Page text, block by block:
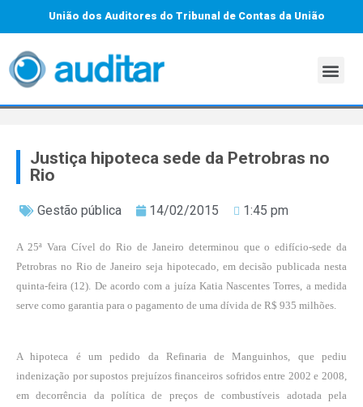
União dos Auditores do Tribunal de Contas da União
Justiça hipoteca sede da Petrobras no
Rio
Gestão pública 14/02/2015 1:45 pm
A 25ª Vara Cível do Rio de Janeiro determinou que o edifício-sede da
Petrobras no Rio de Janeiro seja hipotecado, em decisão publicada nesta
quinta-feira (12). De acordo com a juíza Katia Nascentes Torres, a medida
serve como garantia para o pagamento de uma dívida de R$ 935 milhões.
A hipoteca é um pedido da Refinaria de Manguinhos, que pediu
indenização por supostos prejuízos financeiros sofridos entre 2002 e 2008,
em decorrência da política de preços de combustíveis adotada pela